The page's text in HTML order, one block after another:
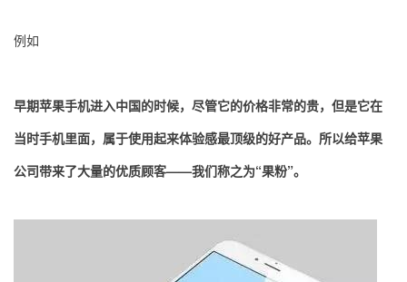
例如
早期苹果手机进入中国的时候，尽管它的价格非常的贵，但是它在
当时手机里面，属于使用起来体验感最顶级的好产品。所以给苹果
公司带来了大量的优质顾客——我们称之为“果粉”。